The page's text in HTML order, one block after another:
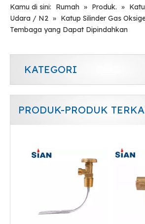
Kamu di sini: Rumah » Produk. »
Udara / N2 » Katup Silinder Gas
Tembaga yang Dapat Dipindahkan
KATEGORI
PRODUK-PRODUK
Katup LPG Hidrostatik Bantuan Aman